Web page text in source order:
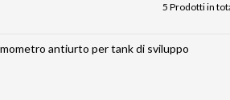
5 Prodotti in
antiurto per tank di sviluppo